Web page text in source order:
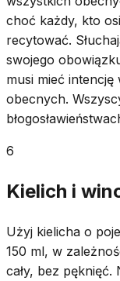
choć każdy, kto
recytować.
swojego
musi mieć
obecnych.
6
Kielich i
Użyj kielicha o
150 ml, w
cały, bez pęknięć.